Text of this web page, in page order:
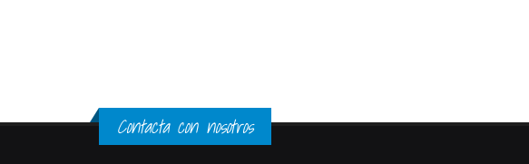
Contacta con nosotros